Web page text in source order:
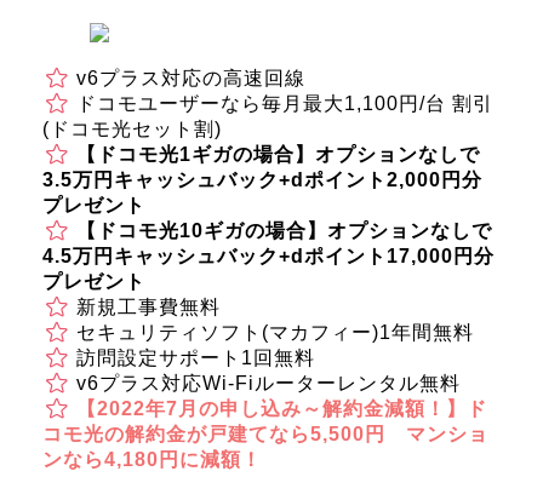
v6プラス対応の高速回線
ドコモユーザーなら毎月最大1,100円/台 割引
(ドコモ光セット割)
【ドコモ光1ギガの場合】オプションなしで
3.5万円キャッシュバック+dポイント2,000円分
プレゼント
【ドコモ光10ギガの場合】オプションなしで
4.5万円キャッシュバック+dポイント17,000円分
プレゼント
新規工事費無料
セキュリティソフト(マカフィー)1年間無料
訪問設定サポート1回無料
v6プラス対応Wi-Fiルーターレンタル無料
【2022年7月の申し込み～解約金減額！】ド
コモ光の解約金が戸建てなら5,500円 マンショ
ンなら4,180円に減額！